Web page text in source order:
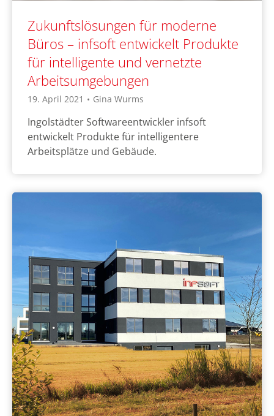
Zukunftslösungen für moderne
Büros – infsoft entwickelt Produkte
für intelligente und vernetzte
Arbeitsumgebungen
19. April 2021 • Gina Wurms
Ingolstädter Softwareentwickler infsoft
entwickelt Produkte für intelligentere
Arbeitsplätze und Gebäude.